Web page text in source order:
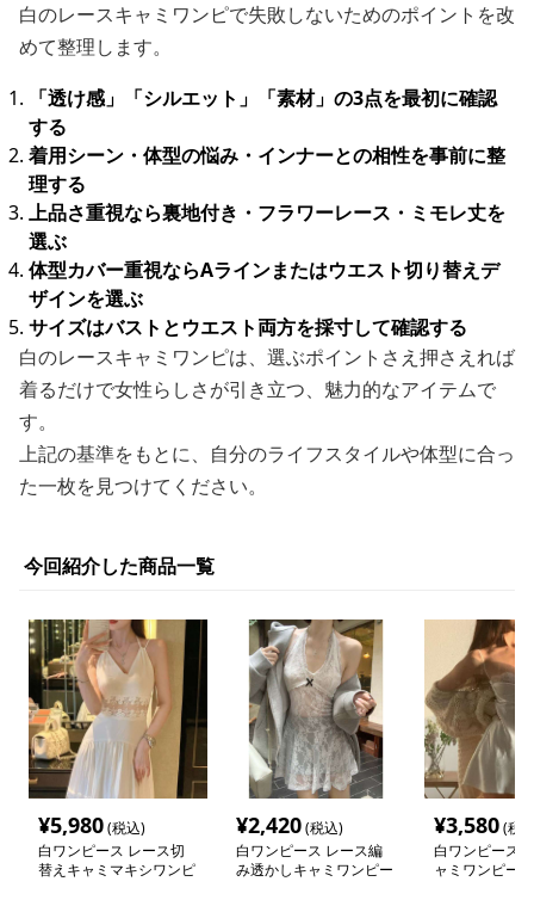
白のレースキャミワンピで失敗しないためのポイントを改
めて整理します。
「透け感」「シルエット」「素材」の3点を最初に確認
する
着用シーン・体型の悩み・インナーとの相性を事前に整
理する
上品さ重視なら裏地付き・フラワーレース・ミモレ丈を
選ぶ
体型カバー重視ならAラインまたはウエスト切り替えデ
ザインを選ぶ
サイズはバストとウエスト両方を採寸して確認する
白のレースキャミワンピは、選ぶポイントさえ押さえれば
着るだけで女性らしさが引き立つ、魅力的なアイテムで
す。
上記の基準をもとに、自分のライフスタイルや体型に合っ
た一枚を見つけてください。
今回紹介した商品一覧
¥5,980(税込)
白ワンピース レース切
替えキャミマキシワンピ
¥2,420(税込)
白ワンピース レース編
み透かしキャミワンピー
¥3,580(税
白ワンピース
ャミワンピース